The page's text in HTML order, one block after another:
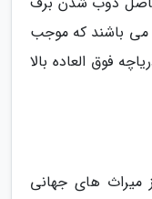
می باشند که موجب
فوق العاده بالا
میراث های جهانی